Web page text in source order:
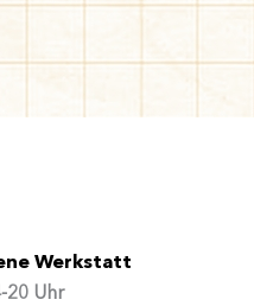
Werkstatt
20 Uhr